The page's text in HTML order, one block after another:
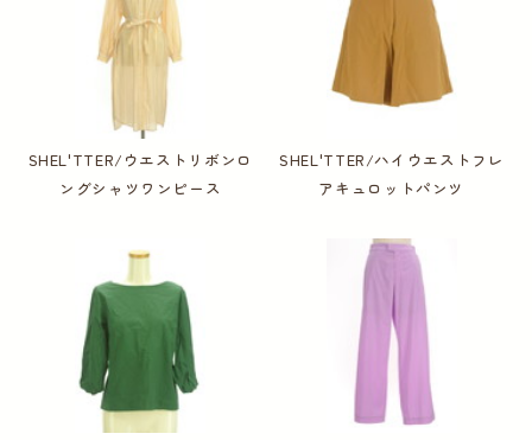
SHEL'TTER/ウエストリボンロ
ングシャツワンピース
SHEL'TTER/ハイウエストフレ
アキュロットパンツ